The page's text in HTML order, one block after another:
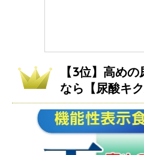
【3位】高め
なら【尿酸キク